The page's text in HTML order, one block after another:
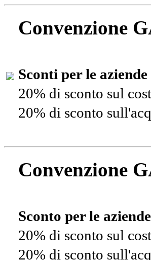
Convenzione
Sconti per le
20% di sconto sul
20% di sconto
Convenzione
Sconto per le
20% di sconto sul
20% di sconto